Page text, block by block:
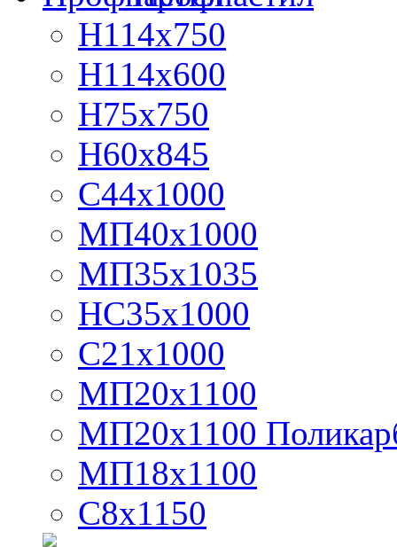
Н114х750
Н114х600
Н75х750
Н60х845
С44х1000
МП40х1000
МП35х1035
НС35х1000
С21х1000
МП20х1100
МП20х1100
МП18х1100
С8х1150